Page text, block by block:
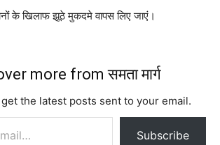
के खिलाफ झूठे मुकदमे वापस लिए जाएं।
more from समता मार्ग
the latest posts sent to your email.
Subscribe